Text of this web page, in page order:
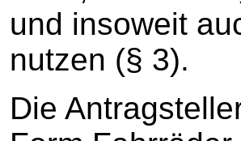
und insoweit
nutzen (§ 3).
Die